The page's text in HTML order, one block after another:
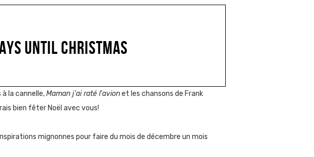
UNTIL CHRISTMAS
la cannelle,Maman j'ai raté l'avionet les chansons de Frank
bien fêter Noël avec vous!
mignonnes pour faire du mois de décembre un mois